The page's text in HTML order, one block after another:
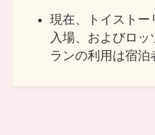
現在、トイストー
入場、およびロッ
ランの利用は宿泊